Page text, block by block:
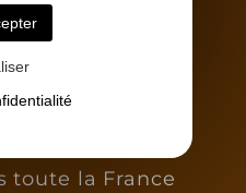
toute la France